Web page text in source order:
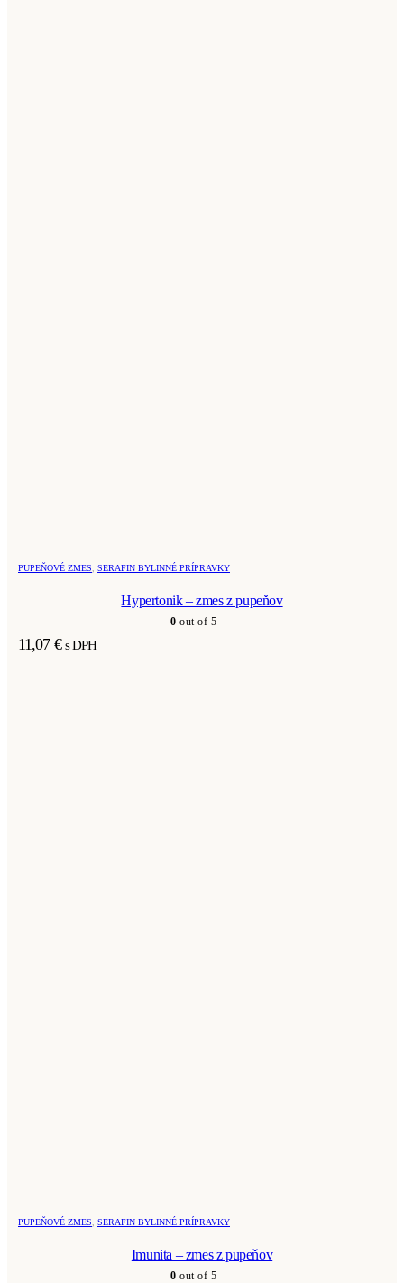
PUPEŇOVÉ ZMES SERAFIN BYLINNÉ PRÍPRAVKY
Hypertonik – zmes z pupeňov
0 out of 5
11,07 € s DPH
PUPEŇOVÉ ZMES SERAFIN BYLINNÉ PRÍPRAVKY
Imunita – zmes z pupeňov
0 out of 5